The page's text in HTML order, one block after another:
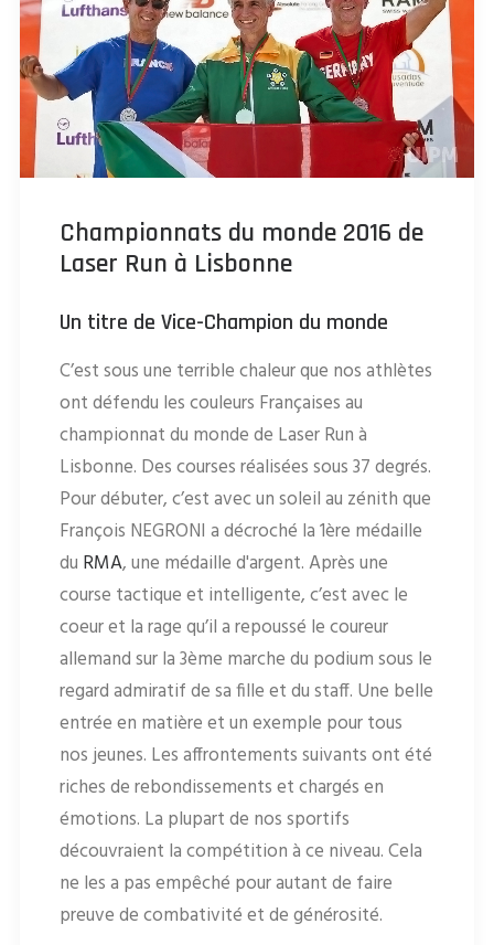
Championnats du monde 2016 de
Laser Run à Lisbonne
Un titre de Vice-Champion du monde
C’est sous une terrible chaleur que nos athlètes
ont défendu les couleurs Françaises au
championnat du monde de Laser Run à
Lisbonne. Des courses réalisées sous 37 degrés.
Pour débuter, c’est avec un soleil au zénith que
François NEGRONI a décroché la 1ère médaille
du RMA, une médaille d'argent. Après une
course tactique et intelligente, c’est avec le
coeur et la rage qu’il a repoussé le coureur
allemand sur la 3ème marche du podium sous le
regard admiratif de sa fille et du staff. Une belle
entrée en matière et un exemple pour tous
nos jeunes. Les affrontements suivants ont été
riches de rebondissements et chargés en
émotions. La plupart de nos sportifs
découvraient la compétition à ce niveau. Cela
ne les a pas empêché pour autant de faire
preuve de combativité et de générosité.